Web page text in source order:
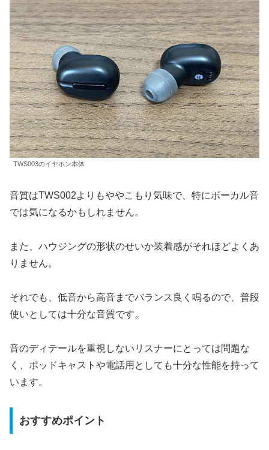
TWS003のイヤホン本体
音質はTWS002よりもややこもり気味で、特にボーカル音
では気になるかもしれません。
また、ハウジングの形状のせいか装着感がそれほどよくあ
りません。
それでも、低音から高音までバランス良く鳴るので、普段
使いとしては十分な音質です。
音のディテールを重視しないリスナーにとっては問題な
く、ポッドキャストや電話用としても十分な性能を持って
います。
おすすめポイント